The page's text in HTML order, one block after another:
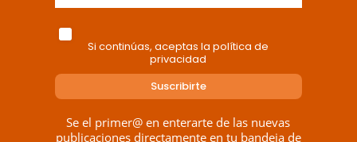
Si continúas, aceptas la política de
privacidad
Se el primer@ en enterarte de las nuevas
publicaciones directamente en tu bandeja de